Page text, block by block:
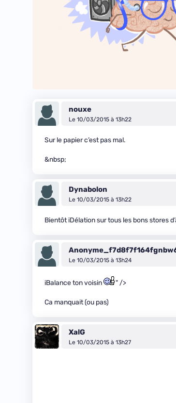
nouxe
Le 10/03/2015 à 13h22
Sur le papier c’est pas mal.
&nbsp;
Dynabolon
Le 10/03/2015 à 13h22
Bientôt iDélation sur tous les bons stores
Le 10/03/2015 à 13h24
iBalance ton voisin " />
Ca manquait (ou pas)
XalG
Le 10/03/2015 à 13h27